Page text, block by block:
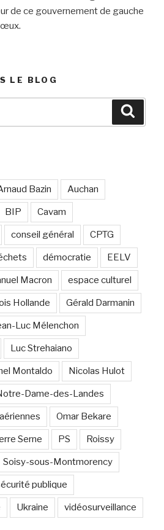
de ce gouvernement de gauche
LE BLOG
Bazin Auchan
BIP Cavam
conseil général CPTG
démocratie EELV
Macron espace culturel
Hollande Gérald Darmanin
Luc Mélenchon
Luc Strehaiano
Montaldo Nicolas Hulot
Dame-des-Landes
Omar Bekare
Serne PS Roissy
Soisy-sous-Montmorency
publique
Ukraine vidéosurveillance